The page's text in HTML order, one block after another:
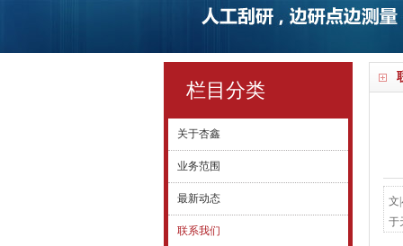
栏目分类
关于杏鑫
业务范围
最新动态
联系我们
文
于